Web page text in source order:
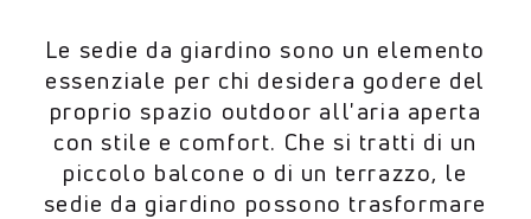
Le sedie da giardino sono un elemento
essenziale per chi desidera godere del
proprio spazio outdoor all'aria aperta
con stile e comfort. Che si tratti di un
piccolo balcone o di un terrazzo, le
sedie da giardino possono trasformare